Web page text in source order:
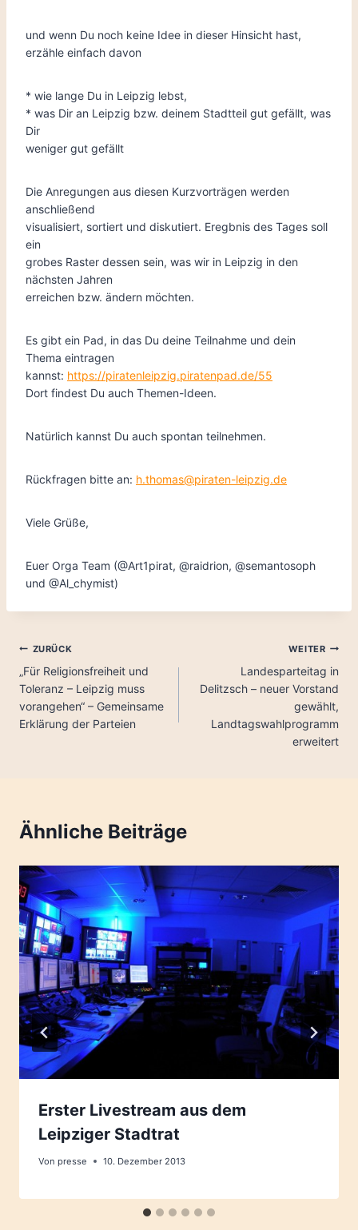
und wenn Du noch keine Idee in dieser Hinsicht hast,
erzähle einfach davon
* wie lange Du in Leipzig lebst,
* was Dir an Leipzig bzw. deinem Stadtteil gut gefällt, was
Dir
weniger gut gefällt
Die Anregungen aus diesen Kurzvorträgen werden
anschließend
visualisiert, sortiert und diskutiert. Eregbnis des Tages soll
ein
grobes Raster dessen sein, was wir in Leipzig in den
nächsten Jahren
erreichen bzw. ändern möchten.
Es gibt ein Pad, in das Du deine Teilnahme und dein
Thema eintragen
kannst: https://piratenleipzig.piratenpad.de/55
Dort findest Du auch Themen-Ideen.
Natürlich kannst Du auch spontan teilnehmen.
Rückfragen bitte an: h.thomas@piraten-leipzig.de
Viele Grüße,
Euer Orga Team (@Art1pirat, @raidrion, @semantosoph
und @Al_chymist)
Beitragsnavigation
ZURÜCK
„Für Religionsfreiheit und
Toleranz – Leipzig muss
vorangehen“ – Gemeinsame
Erklärung der Parteien
WEITER
Landesparteitag in
Delitzsch – neuer Vorstand
gewählt,
Landtagswahlprogramm
erweitert
Ähnliche Beiträge
Erster Livestream aus dem
Leipziger Stadtrat
Von presse 10. Dezember 2013